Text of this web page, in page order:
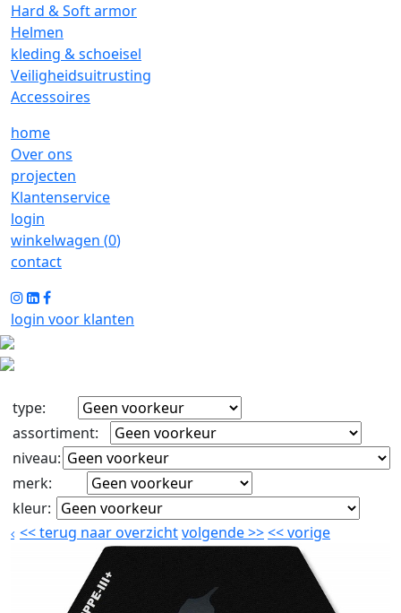
Hard & Soft armor
Helmen
kleding & schoeisel
Veiligheidsuitrusting
Accessoires
home
Over ons
projecten
Klantenservice
login
winkelwagen (0)
contact
login voor klanten
type:
assortiment:
niveau:
merk:
kleur:
<<terug naar overzichtvolgende>><<vorige